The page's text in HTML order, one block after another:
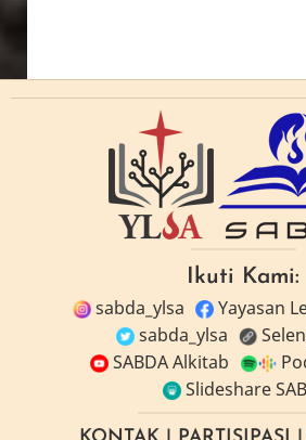
Ikuti Kami:
sabda_ylsa
Yayasan
sabda_ylsa
SABDA Alkitab
Slideshare